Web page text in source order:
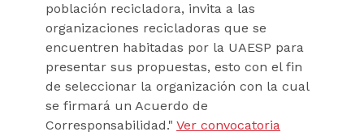
población recicladora, invita a las
organizaciones recicladoras que se
encuentren habitadas por la UAESP para
presentar sus propuestas, esto con el fin
de seleccionar la organización con la cual
se firmará un Acuerdo de
Corresponsabilidad." Ver convocatoria